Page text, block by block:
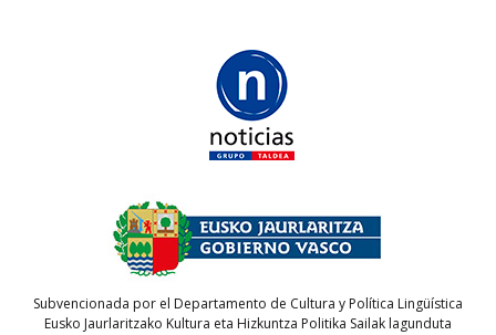
Subvencionada por el Departamento de Cultura y Política Lingüística
Eusko Jaurlaritzako Kultura eta Hizkuntza Politika Sailak lagunduta